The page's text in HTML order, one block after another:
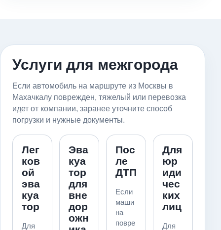
Услуги для межгорода
Если автомобиль на маршруте из Москвы в
Махачкалу поврежден, тяжелый или перевозка
идет от компании, заранее уточните способ
погрузки и нужные документы.
Лег
ков
ой
эва
куа
тор
Для
Эва
куа
тор
для
вне
дор
ожн
Пос
ле
ДТП
Если
маши
на
повре
Для
юр
иди
чес
ких
лиц
Для